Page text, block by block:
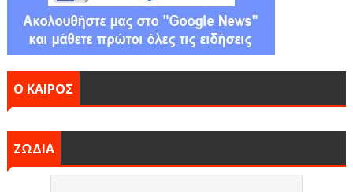
Ο ΚΑΙΡΟΣ
ΖΩΔΙΑ